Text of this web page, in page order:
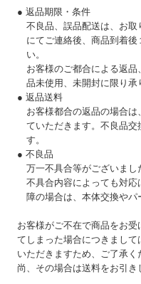
● 返品期限・条件
不良品、誤品配送は、お
にてご連絡後、商品到着
い。
お客様のご都合による返
品未使用、未開封に限り承
● 返品送料
お客様都合の返品の場合
ていただきます。不良品交
す。
● 不良品
万一不具合等がございまし
不具合内容によっても対
障の場合は、本体交換やパ
お客様がご不在で商品をお
てしまった場合につきまし
いただきますため、ご了承く
尚、その場合は送料をお引き